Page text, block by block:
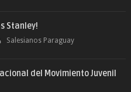
Stanley!
Salesianos Paraguay
del Movimiento Juvenil